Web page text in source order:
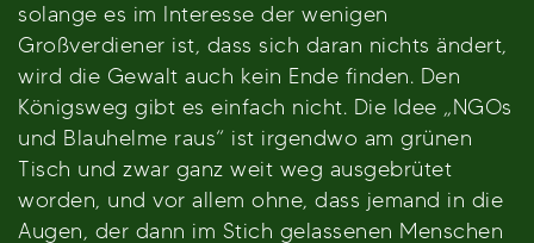
solange es im Interesse der wenigen
Großverdiener ist, dass sich daran nichts ändert,
wird die Gewalt auch kein Ende finden. Den
Königsweg gibt es einfach nicht. Die Idee „NGOs
und Blauhelme raus“ ist irgendwo am grünen
Tisch und zwar ganz weit weg ausgebrütet
worden, und vor allem ohne, dass jemand in die
Augen, der dann im Stich gelassenen Menschen